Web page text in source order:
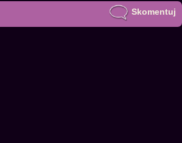
Skomentuj